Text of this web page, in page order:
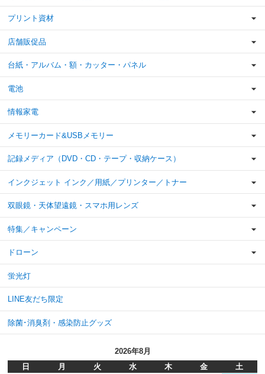
プリント資材
店舗販促品
台紙・アルバム・額・カッター・パネル
電池
情報家電
メモリーカード&USBメモリー
記録メディア（DVD・CD・テープ・収納ケース）
インクジェット インク／用紙／プリンター／トナー
双眼鏡・天体望遠鏡・スマホ用レンズ
特集／キャンペーン
ドローン
蛍光灯
LINE友だち限定
除菌･消臭剤・感染防止グッズ
2026年8月
日
月 火 水 木 金
土